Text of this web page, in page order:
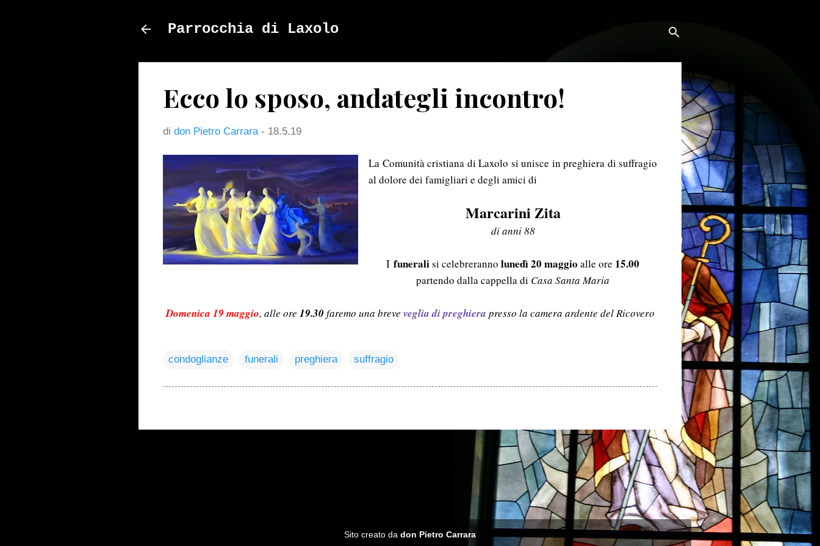
Parrocchia di Laxolo
Ecco lo sposo, andategli incontro!
di don Pietro Carrara - 18.5.19
La Comunità cristiana di Laxolo si unisce in preghiera di suffragio
al dolore dei famigliari e degli amici di
Marcarini Zita
di anni 88
I funeralisi celebreranno lunedì 20 maggio alle ore 15.00
partendo dalla cappella di Casa Santa Maria
Domenica 19 maggio, alle ore 19.30 faremo una breve veglia di preghiera presso la camera ardente del Ricovero
condoglianze funerali preghiera suffragio
Sito creato da don Pietro Carrara